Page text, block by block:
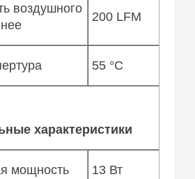
воздушного
200 LFM
55 °C
характеристики
мощность 13 Вт